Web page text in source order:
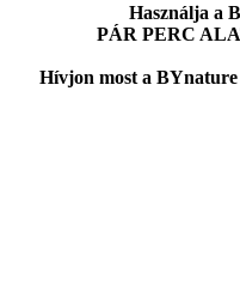
Használja a
PÁR PERC
Hívjon most a BYnature